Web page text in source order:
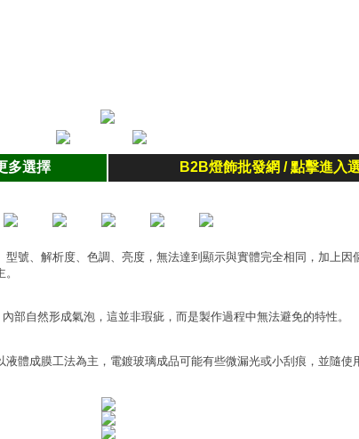
多選擇 B2B燈飾批發網 / 點擊進入
號、解析度、色調、亮度，無法達到顯示與實體完全相同，加上因
部自然形成氣泡，這並非瑕疵，而是製作過程中無法避免的特性。
體成膜工法為主，電鍍玻璃成品可能有些微漏光或小刮痕，並隨使